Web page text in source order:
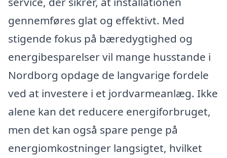
gennemføres glat og effektivt. Med
stigende fokus på bæredygtighed og
energibesparelser vil mange husstande i
Nordborg opdage de langvarige fordele
ved at investere i et jordvarmeanlæg. Ikke
alene kan det reducere energiforbruget,
men det kan også spare penge på
energiomkostninger langsigtet, hvilket